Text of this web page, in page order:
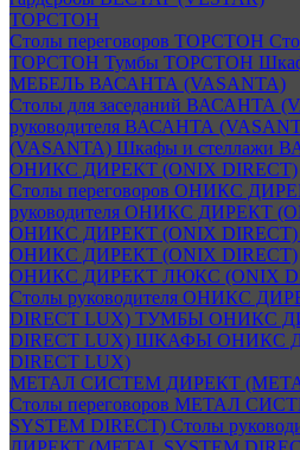
ТОРСТОН
Столы переговоров ТОРСТОН
ТОРСТОН Тумбы ТОРСТОН
МЕБЕЛЬ ВАСАНТА (VASANTA)
Столы для заседаний ВАСАНТА
руководителя ВАСАНТА
(VASANTA) Шкафы и стеллажи
ОНИКС ДИРЕКТ (ONIX DIRECT)
Столы переговоров ОНИКС
руководителя ОНИКС ДИРЕКТ
ОНИКС ДИРЕКТ (ONIX DIRECT)
ОНИКС ДИРЕКТ (ONIX DIRECT)
ОНИКС ДИРЕКТ ЛЮКС (ONIX
Столы руководителя ОНИКС
DIRECT LUX) ТУМБЫ ОНИКС
DIRECT LUX) ШКАФЫ ОНИКС
DIRECT LUX)
МЕТАЛ СИСТЕМ ДИРЕКТ
Столы переговоров МЕТАЛ
SYSTEM DIRECT) Столы